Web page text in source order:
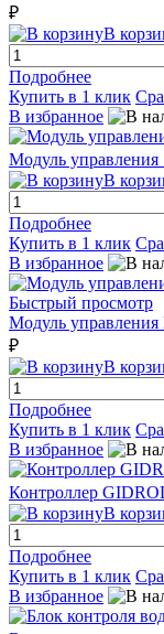
₽
В
Подробнее
Купить в 1 клик
В избранное
Модуль управления
В
Подробнее
Купить в 1 клик
В избранное
Быстрый просмотр
Модуль управления
₽
В
Подробнее
Купить в 1 клик
В избранное
Контроллер
В
Подробнее
Купить в 1 клик
В избранное